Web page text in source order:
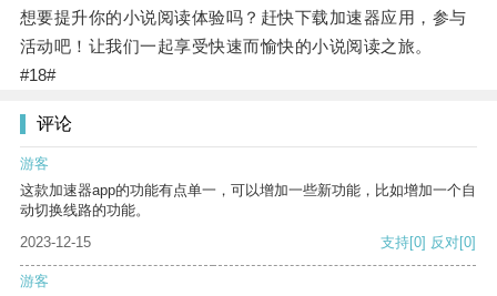
想要提升你的小说阅读体验吗？赶快下载加速器应用，参与
活动吧！让我们一起享受快速而愉快的小说阅读之旅。
#18#
评论
游客
这款加速器app的功能有点单一，可以增加一些新功能，比如增加一个自
动切换线路的功能。
2023-12-15
支持[0] 反对[0]
游客